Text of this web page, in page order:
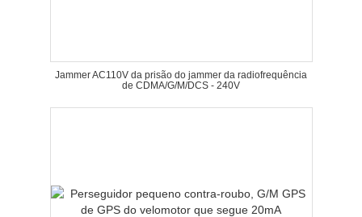
Jammer AC110V da prisão do jammer da radiofrequência
de CDMA/G/M/DCS - 240V